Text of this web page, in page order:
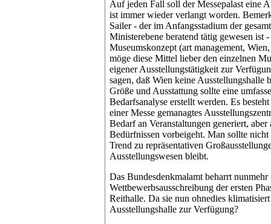
Auf jeden Fall soll der Messepalast eine
ist immer wieder verlangt worden.
Sailer - der im Anfangsstadium der
Ministerebene beratend tätig gewesen ist
Museumskonzept (art management,
möge diese Mittel lieber den einzelnen
eigener Ausstellungstätigkeit zur
sagen, daß Wien keine Ausstellungshalle
Größe und Ausstattung sollte eine
Bedarfsanalyse erstellt werden. Es
einer Messe gemanagtes
Bedarf an Veranstaltungen generiert,
Bedürfnissen vorbeigeht. Man sollte nicht
Trend zu repräsentativen
Ausstellungswesen bleibt.
Das Bundesdenkmalamt beharrt nunmehr
Wettbewerbsausschreibung der ersten
Reithalle. Da sie nun ohnedies
Ausstellungshalle zur Verfügung?